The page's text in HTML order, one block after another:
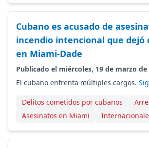
Cubano es acusado de
incendio intencional que dejó
en Miami-Dade
Publicado el miércoles, 19 de marzo de
El cubano enfrenta múltiples cargos.
Delitos cometidos por cubanos
Asesinatos en Miami